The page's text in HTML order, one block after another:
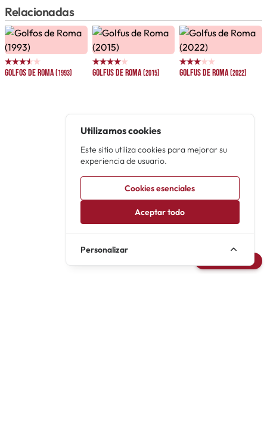
Relacionadas
Golfos de Roma(1993) Golfus de Roma(2015) Golfus de Roma(2022)
Utilizamos cookies
Este sitio utiliza cookies para mejorar su
experiencia de usuario.
Cookies esenciales
Aceptar todo
Personalizar